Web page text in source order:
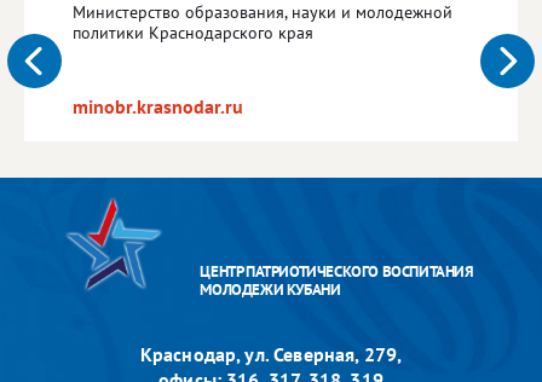
Министерство образования, науки и молодежной
политики Краснодарского края
minobr.krasnodar.ru
ЦЕНТР ПАТРИОТИЧЕСКОГО ВОСПИТАНИЯ
МОЛОДЕЖИ КУБАНИ
Краснодар, ул. Северная, 279,